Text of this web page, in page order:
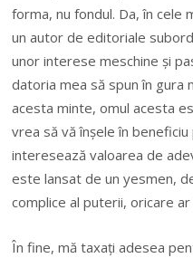
forma, nu fondul. Da, în cele
un autor de editoriale
unor interese meschine și
datoria mea să spun în gura
acesta minte, omul acesta
vrea să vă înșele în
interesează valoarea de
este lansat de un yesmen,
complice al puterii, oricare
În fine, mă taxați adesea